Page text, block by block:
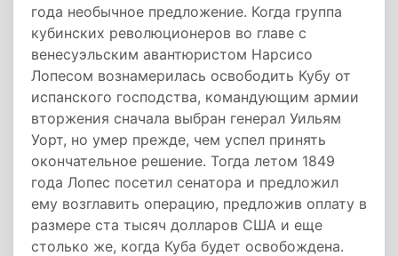
года необычное предложение. Когда группа
кубинских революционеров во главе с
венесуэльским авантюристом Нарсисо
Лопесом вознамерилась освободить Кубу от
испанского господства, командующим армии
вторжения сначала выбран генерал Уильям
Уорт, но умер прежде, чем успел принять
окончательное решение. Тогда летом 1849
года Лопес посетил сенатора и предложил
ему возглавить операцию, предложив оплату в
размере ста тысяч долларов США и еще
столько же, когда Куба будет освобождена.